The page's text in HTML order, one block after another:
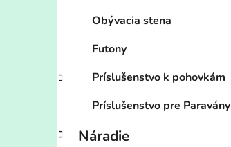
Obývacia stena
Futony
Príslušenstvo k pohovkám
Príslušenstvo pre Paravány
Náradie